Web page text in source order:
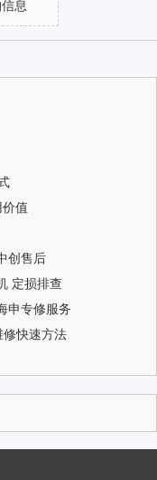
息
值
创售后
定损排查
申专修服务
快速方法